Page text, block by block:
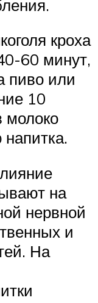
кроха
60 минут,
пиво или
10
молоко
напитка.
на
нервной
и
На